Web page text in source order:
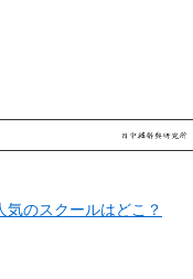
のスクールはどこ？